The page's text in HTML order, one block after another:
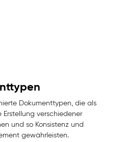
Dokumenttypen, die als
verschiedener
und so Konsistenz und
gewährleisten.